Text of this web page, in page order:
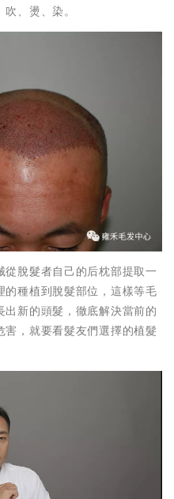
、燙、染。
脫髮者自己的后枕部提取一
種植到脫髮部位，這樣等毛
新的頭髮，徹底解決當前的
，就要看髮友們選擇的植髮